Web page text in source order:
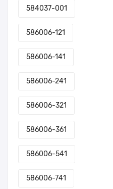
584037-001
586006-121
586006-141
586006-241
586006-321
586006-361
586006-541
586006-741